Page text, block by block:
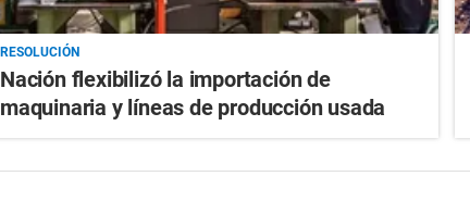
RESOLUCIÓN
Nación flexibilizó la importación de
maquinaria y líneas de producción usada